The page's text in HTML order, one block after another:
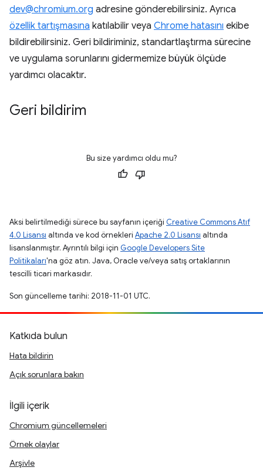
dev@chromium.org adresine gönderebilirsiniz. Ayrıca
özellik tartışmasına katılabilir veya Chrome hatasını ekibe
bildirebilirsiniz. Geri bildiriminiz, standartlaştırma sürecine
ve uygulama sorunlarını gidermemize büyük ölçüde
yardımcı olacaktır.
Geri bildirim
Bu size yardımcı oldu mu?
Aksi belirtilmediği sürece bu sayfanın içeriği Creative Commons Atıf
4.0 Lisansı altında ve kod örnekleri Apache 2.0 Lisansı altında
lisanslanmıştır. Ayrıntılı bilgi için Google Developers Site
Politikaları'na göz atın. Java, Oracle ve/veya satış ortaklarının
tescilli ticari markasıdır.
Son güncelleme tarihi: 2018-11-01 UTC.
Katkıda bulun
Hata bildirin
Açık sorunlara bakın
İlgili içerik
Chromium güncellemeleri
Örnek olaylar
Arşivle